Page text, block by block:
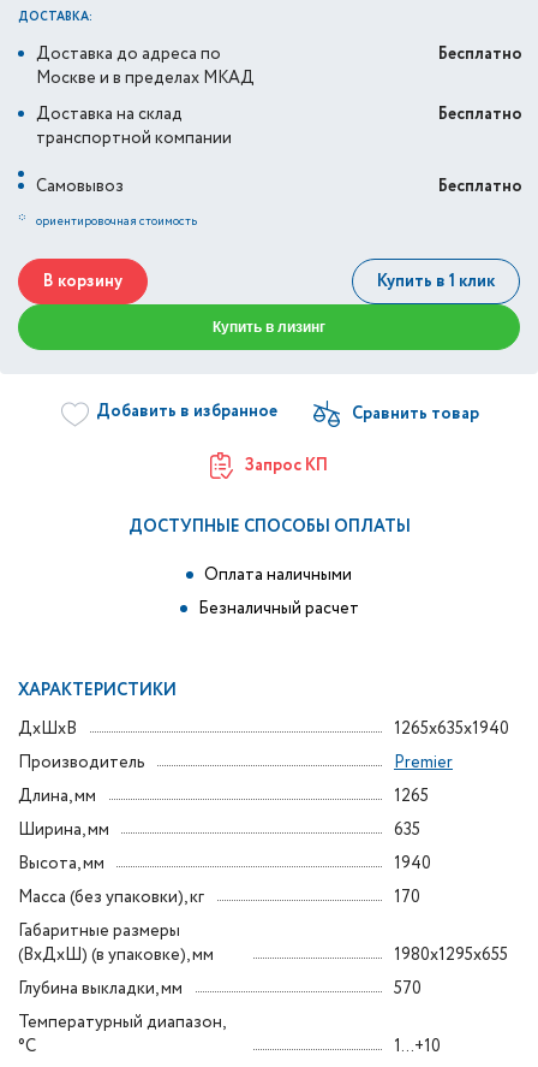
ДОСТАВКА:
Доставка до адреса по
Москве и в пределах МКАД
Бесплатно
Доставка на склад
транспортной компании
Бесплатно
Самовывоз
Бесплатно
* ориентировочная стоимость
В корзину Купить в 1 клик
Купить в лизинг
Добавить в избранное
Запрос КП
ДОСТУПНЫЕ СПОСОБЫ ОПЛАТЫ
Оплата наличными
Безналичный расчет
ХАРАКТЕРИСТИКИ
ДxШxВ
1265x635x1940
Производитель
Premier
Длина, мм
1265
Ширина, мм
635
Высота, мм
1940
Масса (без упаковки), кг
170
Габаритные размеры
(ВxДxШ) (в упаковке), мм
1980x1295x655
Глубина выкладки, мм
570
Температурный диапазон,
°C
1...+10